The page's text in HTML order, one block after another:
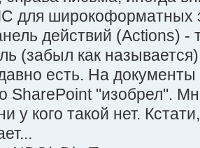
для широкоформатных
действий (Actions) -
(забыл как
есть. На
SharePoint "изобрел".
у кого такой нет.